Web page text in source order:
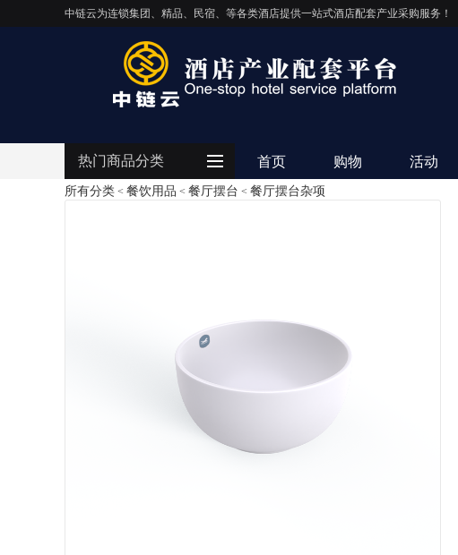
中链云为连锁集团、精品、民宿、等各类酒店提供一站式酒店配套产业采购服务！
热门商品分类 首页 购物 活动
所有分类 < 餐饮用品 < 餐厅摆台 < 餐厅摆台杂项